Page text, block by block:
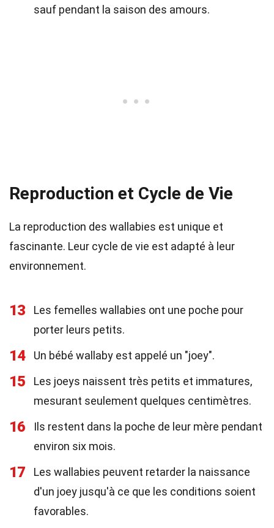
sauf pendant la saison des amours.
Reproduction et Cycle de Vie
La reproduction des wallabies est unique et
fascinante. Leur cycle de vie est adapté à leur
environnement.
13
Les femelles wallabies ont une poche pour
porter leurs petits.
14 Un bébé wallaby est appelé un "joey".
15
Les joeys naissent très petits et immatures,
mesurant seulement quelques centimètres.
16
Ils restent dans la poche de leur mère pendant
environ six mois.
17
Les wallabies peuvent retarder la naissance
d'un joey jusqu'à ce que les conditions soient
favorables.